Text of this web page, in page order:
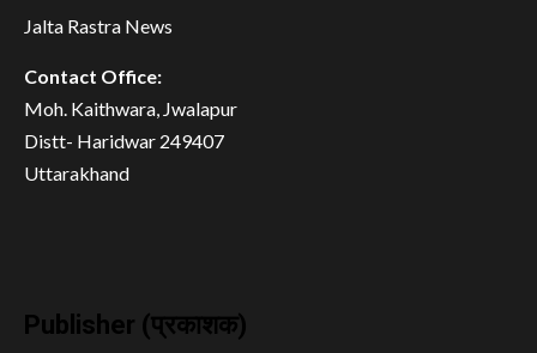
Jalta Rastra News
Contact Office:
Moh. Kaithwara, Jwalapur
Distt- Haridwar 249407
Uttarakhand
Publisher (प्रकाशक)